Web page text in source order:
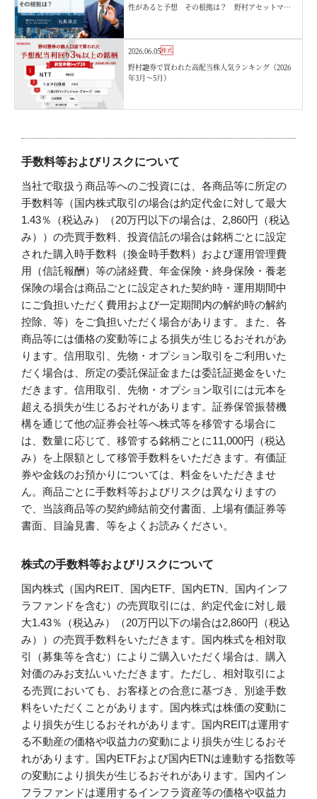
性があると予想 その根拠は？ 野村アセットマネ
2026.06.05株式
野村證券で買われた高配当株人気ランキング（2026
年3月〜5月）
手数料等およびリスクについて
当社で取扱う商品等へのご投資には、各商品等に所定の
手数料等（国内株式取引の場合は約定代金に対して最大
1.43％（税込み）（20万円以下の場合は、2,860円（税込
み））の売買手数料、投資信託の場合は銘柄ごとに設定
された購入時手数料（換金時手数料）および運用管理費
用（信託報酬）等の諸経費、年金保険・終身保険・養老
保険の場合は商品ごとに設定された契約時・運用期間中
にご負担いただく費用および一定期間内の解約時の解約
控除、等）をご負担いただく場合があります。また、各
商品等には価格の変動等による損失が生じるおそれがあ
ります。信用取引、先物・オプション取引をご利用いた
だく場合は、所定の委託保証金または委託証拠金をいた
だきます。信用取引、先物・オプション取引には元本を
超える損失が生じるおそれがあります。証券保管振替機
構を通じて他の証券会社等へ株式等を移管する場合に
は、数量に応じて、移管する銘柄ごとに11,000円（税込
み）を上限額として移管手数料をいただきます。有価証
券や金銭のお預かりについては、料金をいただきませ
ん。商品ごとに手数料等およびリスクは異なりますの
で、当該商品等の契約締結前交付書面、上場有価証券等
書面、目論見書、等をよくお読みください。
株式の手数料等およびリスクについて
国内株式（国内REIT、国内ETF、国内ETN、国内インフ
ラファンドを含む）の売買取引には、約定代金に対し最
大1.43％（税込み）（20万円以下の場合は2,860円（税込
み））の売買手数料をいただきます。国内株式を相対取
引（募集等を含む）によりご購入いただく場合は、購入
対価のみお支払いいただきます。ただし、相対取引によ
る売買においても、お客様との合意に基づき、別途手数
料をいただくことがあります。国内株式は株価の変動に
より損失が生じるおそれがあります。国内REITは運用す
る不動産の価格や収益力の変動により損失が生じるおそ
れがあります。国内ETFおよび国内ETNは連動する指数等
の変動により損失が生じるおそれがあります。国内イン
フラファンドは運用するインフラ資産等の価格や収益力